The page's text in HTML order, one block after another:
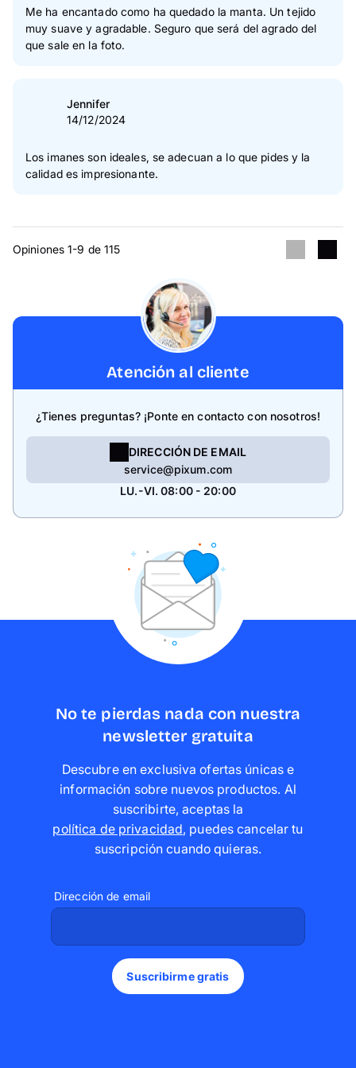
Me ha encantado como ha quedado la manta. Un tejido
muy suave y agradable. Seguro que será del agrado del
que sale en la foto.
Jennifer
14/12/2024
Los imanes son ideales, se adecuan a lo que pides y la
calidad es impresionante.
Opiniones 1-9 de 115
Atención al cliente
¿Tienes preguntas? ¡Ponte en contacto con nosotros!
DIRECCIÓN DE EMAIL
service@pixum.com
LU.-VI. 08:00 - 20:00
No te pierdas nada con nuestra
newsletter gratuita
Descubre en exclusiva ofertas únicas e
información sobre nuevos productos. Al
suscribirte, aceptas la
política de privacidad, puedes cancelar tu
suscripción cuando quieras.
Dirección de email
Suscribirme gratis